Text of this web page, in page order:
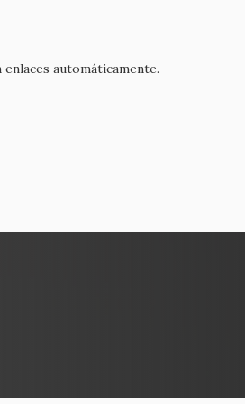
automáticamente.